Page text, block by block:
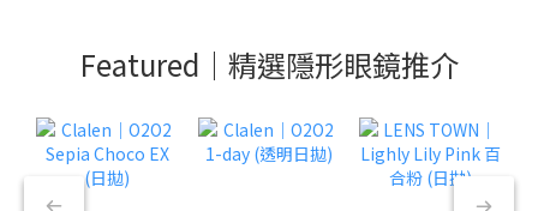
Featured｜精選隱形眼鏡推介